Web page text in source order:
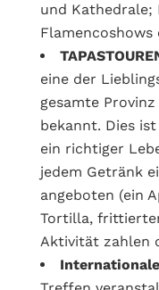
und Kathedrale;
Flamencoshows
eine der
gesamte Provinz
bekannt. Dies
ein richtiger
jedem Getränk
angeboten (ein
Tortilla,
Aktivität zahlen